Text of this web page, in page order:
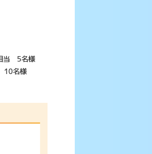
当 5名様
10名様